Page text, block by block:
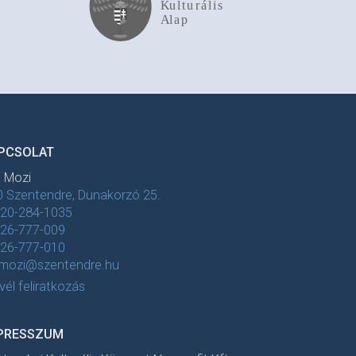
Mozi
Szentendre, Dunakorzó 25.
284-1035
777-009
777-010
feliratkozás